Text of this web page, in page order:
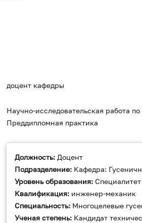
доцент кафедры
Научно-исследовательская работа
Преддипломная практика
Должность: Доцент
Подразделение: Кафедра:
Уровень образования: Специалитет
Квалификация: инженер-механик
Специальность: Многоцелевые
Ученая степень: Кандидат